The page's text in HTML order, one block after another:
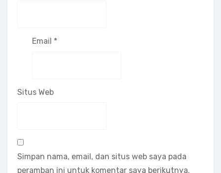
Email *
Situs Web
Simpan nama, email, dan situs web saya pada
peramban ini untuk komentar saya berikutnya.